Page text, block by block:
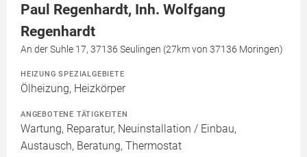
Paul Regenhardt, Inh. Wolfgang
Regenhardt
An der Suhle 17, 37136 Seulingen (27km von 37136 Moringen)
HEIZUNG SPEZIALGEBIETE
Ölheizung, Heizkörper
ANGEBOTENE TÄTIGKEITEN
Wartung, Reparatur, Neuinstallation / Einbau,
Austausch, Beratung, Thermostat